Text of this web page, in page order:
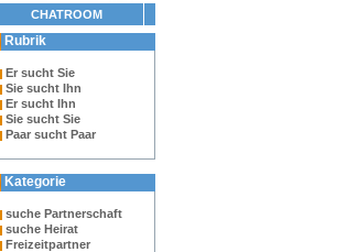
CHATROOM
Rubrik
Er sucht Sie
Sie sucht Ihn
Er sucht Ihn
Sie sucht Sie
Paar sucht Paar
Kategorie
suche Partnerschaft
suche Heirat
Freizeitpartner